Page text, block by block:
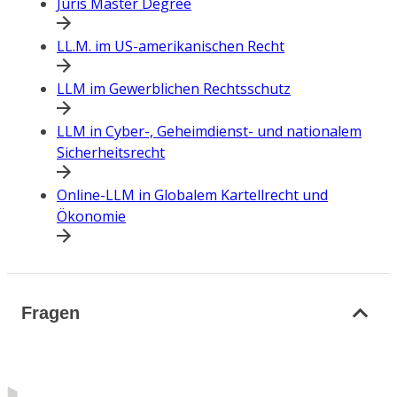
Juris Master Degree
LL.M. im US-amerikanischen Recht
LLM im Gewerblichen Rechtsschutz
LLM in Cyber-, Geheimdienst- und nationalem
Sicherheitsrecht
Online-LLM in Globalem Kartellrecht und
Ökonomie
Fragen